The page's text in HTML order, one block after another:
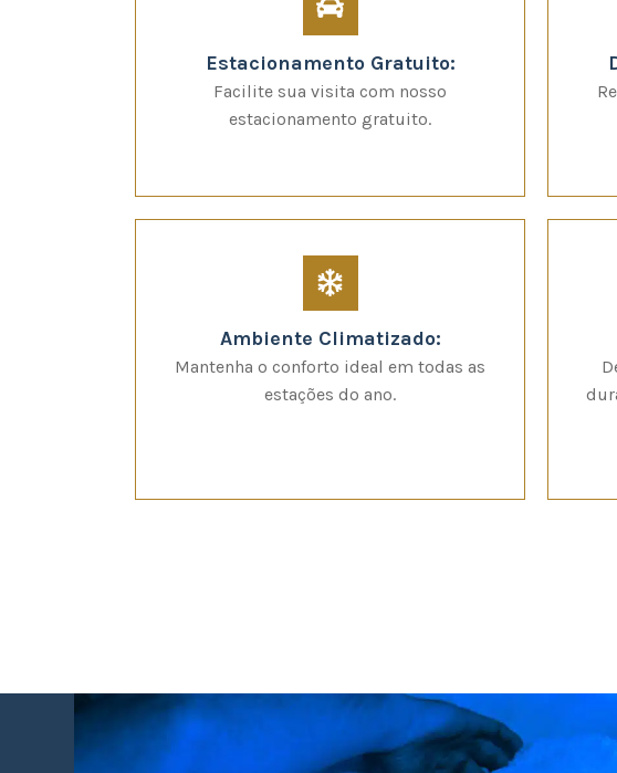
Estacionamento Gratuito:
Facilite sua visita com nosso
estacionamento gratuito.
Ambiente Climatizado:
Mantenha o conforto ideal em todas as
estações do ano.